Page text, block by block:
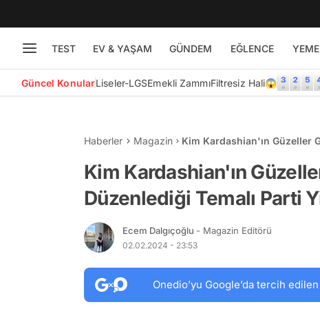
TEST EV & YAŞAM GÜNDEM EĞLENCE
Güncel KonularLiseler-LGSEmekli ZammıFiltresiz Hali😱
Haberler Magazin
Kim Kardashian'ın Güzeller
Kim Kardashian'ın
Düzenlediği Temalı Parti
Ecem Dalgıçoğlu - Magazin Editörü
02.02.2024 - 23:53
Onedio’yu Google’da tercih